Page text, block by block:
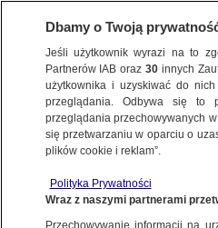
"Zerują" konta
Dbamy o Twoją
Jeśli użytkownik wyrazi na to
Partnerów IAB oraz30 innych
użytkownika i uzyskiwać do
przeglądania. Odbywa się to
przeglądania przechowywanych
się przetwarzaniu w oparciu o
plików cookie i reklam”.
Polityka Prywatności
Wraz z naszymi partnerami
Przechowywanie informacji na